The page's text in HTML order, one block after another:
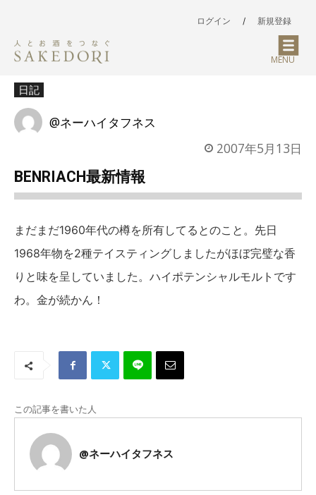
ログイン / 新規登録
MENU
日記
@ネーハイタフネス
2007年5月13日
BENRIACH最新情報
まだまだ1960年代の樽を所有してるとのこと。先日
1968年物を2種テイスティングしましたがほぼ完璧な香
りと味を呈していました。ハイポテンシャルモルトです
わ。金が続かん！
この記事を書いた人
@ネーハイタフネス